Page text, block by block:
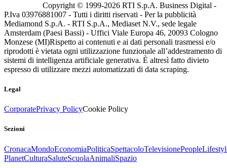
Copyright © 1999-2026 RTI S.p.A. Business Digital -
P.Iva 03976881007 - Tutti i diritti riservati - Per la pubblicità
Mediamond S.p.A. - RTI S.p.A., Mediaset N.V., sede legale
Amsterdam (Paesi Bassi) - Uffici Viale Europa 46, 20093 Cologno
Monzese (MI)Rispetto ai contenuti e ai dati personali trasmessi e/o
riprodotti è vietata ogni utilizzazione funzionale all’addestramento di
sistemi di intelligenza artificiale generativa. È altresì fatto divieto
espresso di utilizzare mezzi automatizzati di data scraping.
Legal
CorporatePrivacy PolicyCookie Policy
Sezioni
CronacaMondoEconomiaPoliticaSpettacoloTelevisionePeople
PlanetCulturaSaluteScuolaAnimaliSpazio